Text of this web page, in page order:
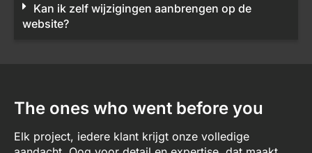
Kan ik zelf wijzigingen aanbrengen op de
website?
The ones who went before you
Elk project, iedere klant krijgt onze volledige